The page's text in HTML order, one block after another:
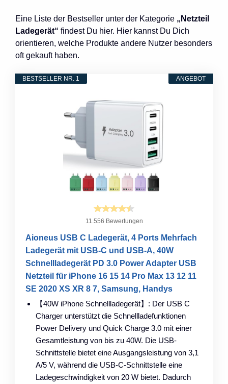
Eine Liste der Bestseller unter der Kategorie „Netzteil
Ladegerät“ findest Du hier. Hier kannst Du Dich
orientieren, welche Produkte andere Nutzer besonders
oft gekauft haben.
ANGEBOT
BESTSELLER NR. 1
11.556 Bewertungen
Aioneus USB C Ladegerät, 4 Ports Mehrfach
Ladegerät mit USB-C und USB-A, 40W
Schnellladegerät PD 3.0 Power Adapter USB
Netzteil für iPhone 16 15 14 Pro Max 13 12 11
SE 2020 XS XR 8 7, Samsung, Handys
【40W iPhone Schnellladegerät】: Der USB C
Charger unterstützt die Schnellladefunktionen
Power Delivery und Quick Charge 3.0 mit einer
Gesamtleistung von bis zu 40W. Die USB-
Schnittstelle bietet eine Ausgangsleistung von 3,1
A/5 V, während die USB-C-Schnittstelle eine
Ladegeschwindigkeit von 20 W bietet. Dadurch